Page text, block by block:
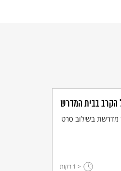
הקרב בבית המדרש
מדרשת בשילוב סרט
< 1 דקות